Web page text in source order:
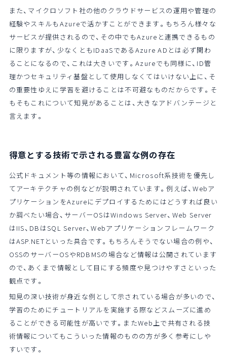
また、マイクロソフト社の他のクラウドサービスの運用や管理の
経験やスキルもAzureで活かすことができます。もちろん様々な
サービスが提供されるので、その中でもAzureと連携できるもの
に限りますが、少なくともIDaaSであるAzure ADとは必ず関わ
ることになるので、これは大きいです。Azureでも同様に、ID管
理かつセキュリティ基盤として使用しなくてはいけない上に、そ
の重要性ゆえに学習を避けることは不可避なものだからです。そ
もそもこれについて知見があることは、大きなアドバンテージと
言えます。
得意とする技術で示される豊富な例の存在
公式ドキュメント等の情報において、Microsoft系技術を優先し
てアーキテクチャの例などが説明されています。例えば、Webア
プリケーションをAzureにデプロイするためにはどうすれば良い
か調べたい場合、サーバーOSはWindows Server、Web Server
はIIS、DBはSQL Server、Webアプリケーションフレームワーク
はASP.NETといった具合です。もちろんそうでない場合の例や、
OSSのサーバーOSやRDBMSの場合など情報は公開されています
ので、あくまで情報として目にする頻度や見つけやすさといった
観点です。
知見の深い技術が身近な例として示されている場合が多いので、
学習のためにチュートリアルを実施する際などスムーズに進め
ることができる可能性が高いです。またWeb上で共有される技
術情報についてもこういった情報のものの方が多く参考にしや
すいです。